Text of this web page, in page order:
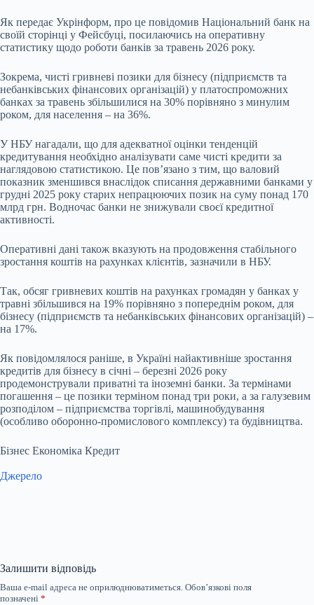
Як передає Укрінформ, про це повідомив Національний банк на
своїй сторінці у Фейсбуці, посилаючись на оперативну
статистику щодо роботи банків за травень 2026 року.
Зокрема, чисті гривневі позики для бізнесу (підприємств та
небанківських фінансових організацій) у платоспроможних
банках за травень збільшилися на 30% порівняно з минулим
роком, для населення – на 36%.
У НБУ нагадали, що для адекватної оцінки тенденцій
кредитування необхідно аналізувати саме чисті кредити за
наглядовою статистикою. Це пов’язано з тим, що валовий
показник зменшився внаслідок списання державними банками у
грудні 2025 року старих непрацюючих позик на суму понад 170
млрд грн. Водночас банки не знижували своєї кредитної
активності.
Оперативні дані також вказують на продовження стабільного
зростання коштів на рахунках клієнтів, зазначили в НБУ.
Так, обсяг гривневих коштів на рахунках громадян у банках у
травні збільшився на 19% порівняно з попереднім роком, для
бізнесу (підприємств та небанківських фінансових організацій) –
на 17%.
Як повідомлялося раніше, в Україні найактивніше зростання
кредитів для бізнесу в січні – березні 2026 року
продемонстрували приватні та іноземні банки. За термінами
погашення – це позики терміном понад три роки, а за галузевим
розподілом – підприємства торгівлі, машинобудування
(особливо оборонно-промислового комплексу) та будівництва.
Бізнес Економіка Кредит
Джерело
Залишити відповідь
Ваша e-mail адреса не оприлюднюватиметься. Обов’язкові поля
позначені *